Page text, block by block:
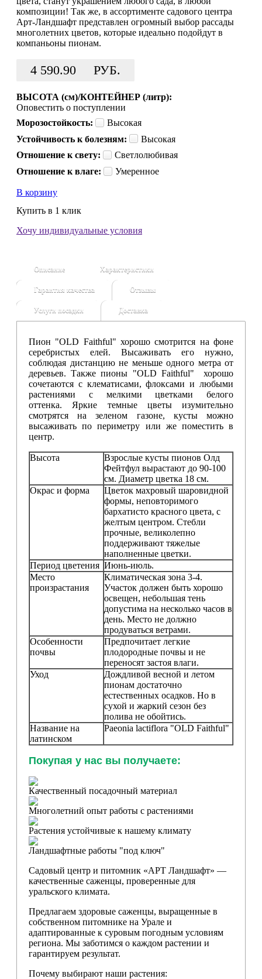
композиции! Так же, в ассортименте садового центра
Арт-Ландшафт представлен огромный выбор рассады
многолетних цветов, которые идеально подойдут в
компаньоны пионам.
4 590.90 РУБ.
ВЫСОТА (см)/КОНТЕЙНЕР (литр):
Оповестить о поступлении
Морозостойкость:
Высокая
Устойчивость к болезням:
Высокая
Отношение к свету:
Светлолюбивая
Отношение к влаге:
Умеренное
В корзину
Купить в 1 клик
Хочу индивидуальные условия
Описание Характеристики
Гарантия качества Отзывы
Услуги посадки Доставка
Пион "OLD Faithful" хорошо смотрится на фоне
серебристых елей. Высаживать его нужно,
соблюдая дистанцию не меньше одного метра от
деревьев. Также пионы "OLD Faithful" хорошо
сочетаются с клематисами, флоксами и любыми
растениями с мелкими цветками белого
оттенка. Яркие темные цветы изумительно
смотрятся на зеленом газоне, кусты можно
высаживать по периметру или же поместить в
центр.
Высота
Взрослые кусты пионов Олд
Фейтфул вырастают до 90-100
см. Диаметр цветка 18 см.
Окрас и форма
Цветок махровый шаровидной
формы, неповторимого
бархатисто красного цвета, с
желтым центром. Стебли
прочные, великолепно
поддерживают тяжелые
наполненные цветки.
Период цветения Июнь-июль.
Место
произрастания
Климатическая зона 3-4.
Участок должен быть хорошо
освещен, небольшая тень
допустима на несколько часов в
день. Место не должно
продуваться ветрами.
Особенности
почвы
Предпочитает легкие
плодородные почвы и не
переносят застоя влаги.
Уход
Дождливой весной и летом
пионам достаточно
естественных осадков. Но в
сухой и жаркий сезон без
полива не обойтись.
Название на
латинском
Paeonia lactiflora "OLD Faithful"
Покупая у нас вы получаете:
Качественный посадочный материал
Многолетний опыт работы с растениями
Растения устойчивые к нашему климату
Ландшафтные работы "под ключ"
Садовый центр и питомник «АРТ Ландшафт» —
качественные саженцы, проверенные для
уральского климата.
Предлагаем здоровые саженцы, выращенные в
собственном питомнике на Урале и
адаптированные к суровым погодным условиям
региона. Мы заботимся о каждом растении и
гарантируем результат.
Почему выбирают наши растения: